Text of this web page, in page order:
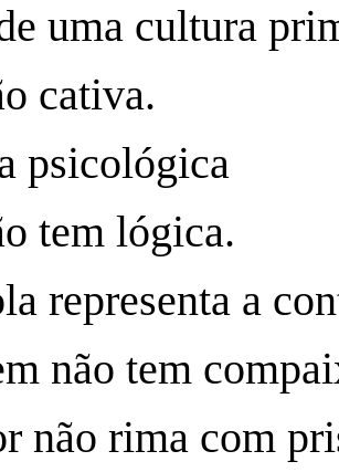
uma cultura
cativa.
psicológica
tem lógica.
representa a
não tem
não rima com